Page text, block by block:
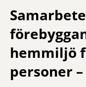
hemmiljö
personer –